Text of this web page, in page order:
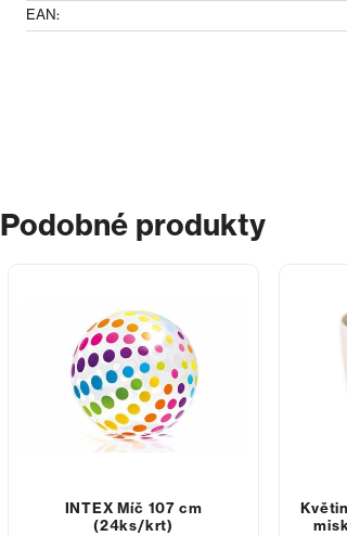
EAN:
Podobné produkty
INTEX Míč 107 cm
(24ks/krt)